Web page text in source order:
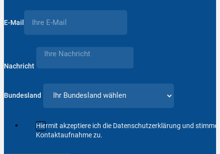
E-Mail
Nachricht
Bundesland
Hiermit akzeptiere ich die Datenschutzerklärung und
Kontaktaufnahme zu.